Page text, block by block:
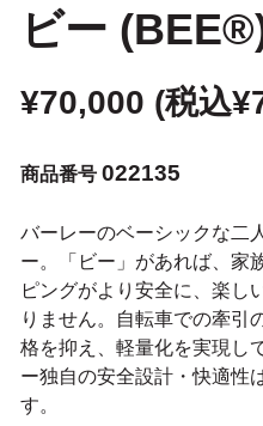
ビー
¥70,000 (税込¥
商品番号 022135
バーレーのベーシックな二
ー。「ビー」があれば、家
ピングがより安全に、楽し
りません。自転車での牽引
格を抑え、軽量化を実現し
ー独自の安全設計・快適性
す。